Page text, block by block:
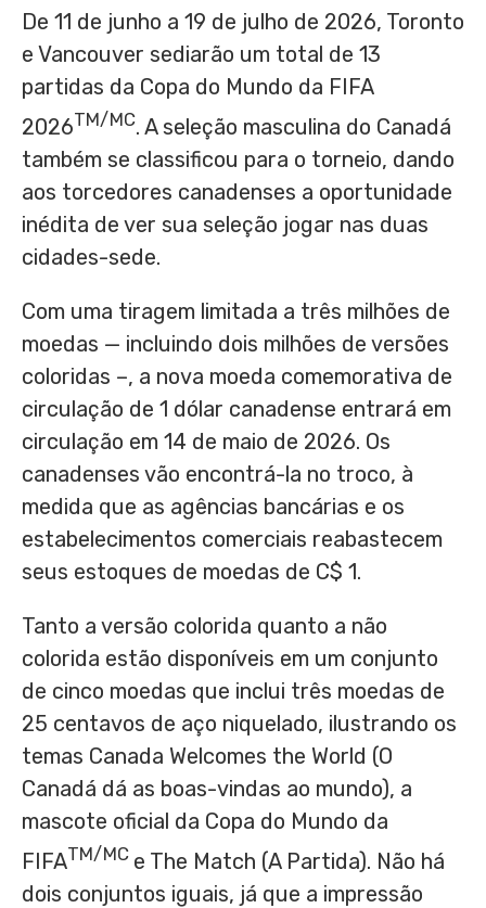
De 11 de junho a 19 de julho de 2026, Toronto
e Vancouver sediarão um total de 13
partidas da Copa do Mundo da FIFA
2026TM/MC. A seleção masculina do Canadá
também se classificou para o torneio, dando
aos torcedores canadenses a oportunidade
inédita de ver sua seleção jogar nas duas
cidades-sede.
Com uma tiragem limitada a três milhões de
moedas — incluindo dois milhões de versões
coloridas –, a nova moeda comemorativa de
circulação de 1 dólar canadense entrará em
circulação em 14 de maio de 2026. Os
canadenses vão encontrá-la no troco, à
medida que as agências bancárias e os
estabelecimentos comerciais reabastecem
seus estoques de moedas de C$ 1.
Tanto a versão colorida quanto a não
colorida estão disponíveis em um conjunto
de cinco moedas que inclui três moedas de
25 centavos de aço niquelado, ilustrando os
temas Canada Welcomes the World (O
Canadá dá as boas-vindas ao mundo), a
mascote oficial da Copa do Mundo da
FIFATM/MC e The Match (A Partida). Não há
dois conjuntos iguais, já que a impressão